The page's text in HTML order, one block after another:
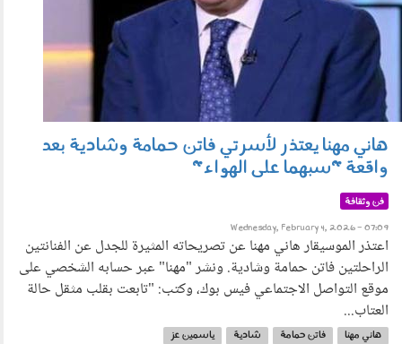
هاني مهنا يعتذر لأسرتي فاتن حمامة وشادية بعد
واقعة "سبهما على الهواء"
فن وثقافة
Wednesday, February 4, 2026 - 07:09
اعتذر الموسيقار هاني مهنا عن تصريحاته المثيرة للجدل عن الفنانتين
الراحلتين فاتن حمامة وشادية. ونشر "مهنا" عبر حسابه الشخصي على
موقع التواصل الاجتماعي فيس بوك، وكتب: "تابعت بقلب مثقل حالة
العتاب...
هاني مهنا فاتن حمامة شادية ياسمين عز